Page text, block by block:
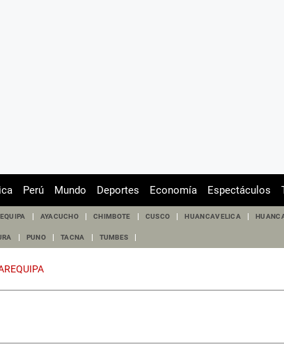
Perú Mundo Deportes Economía Espectáculos
AYACUCHO CHIMBOTE CUSCO HUANCAVELICA
PUNO TACNA TUMBES